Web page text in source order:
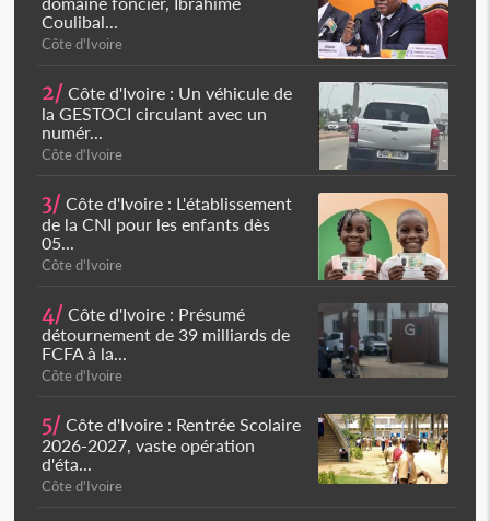
Coulibal...
Côte d'Ivoire
2/ Côte d'Ivoire : Un véhicule de
la GESTOCI circulant avec un
numér...
Côte d'Ivoire
3/ Côte d'Ivoire : L'établissement
de la CNI pour les enfants dès
05...
Côte d'Ivoire
4/ Côte d'Ivoire : Présumé
détournement de 39 milliards de
FCFA à la...
Côte d'Ivoire
5/ Côte d'Ivoire : Rentrée Scolaire
2026-2027, vaste opération
d'éta...
Côte d'Ivoire